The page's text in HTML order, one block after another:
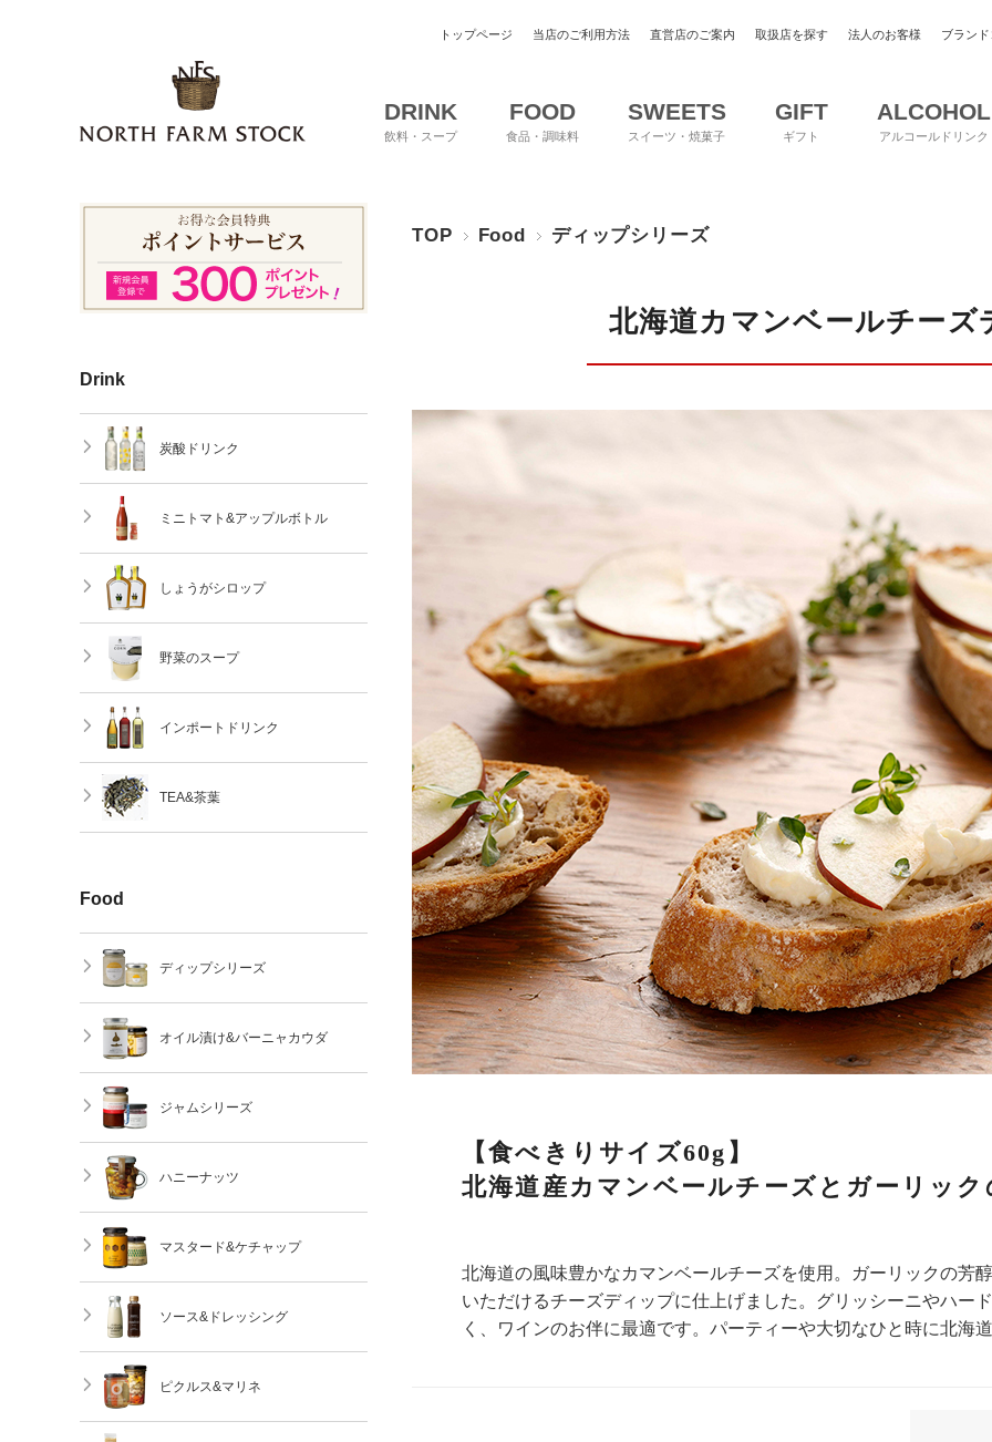
トップページ 当店のご利用方法 直営店のご案内 取扱店を探す 法人のお客様 ブラン
DRINK
飲料・スープ
FOOD
食品・調味料
SWEETS
スイーツ・焼菓子
GIFT
ギフト
ALCOHOL
アルコールドリンク
TOP Food ディップシリーズ
北海道カマンベールチーズ
【食べきりサイズ60g】
北海道産カマンベールチーズとガーリック
北海道の風味豊かなカマンベールチーズを使用。ガーリックの芳
いただけるチーズディップに仕上げました。グリッシーニやハー
く、ワインのお伴に最適です。パーティーや大切なひと時に北海
Drink
炭酸ドリンク
ミニトマト&アップルボトル
しょうがシロップ
野菜のスープ
インポートドリンク
TEA&茶葉
Food
ディップシリーズ
オイル漬け&バーニャカウダ
ジャムシリーズ
ハニーナッツ
マスタード&ケチャップ
ソース&ドレッシング
ピクルス&マリネ